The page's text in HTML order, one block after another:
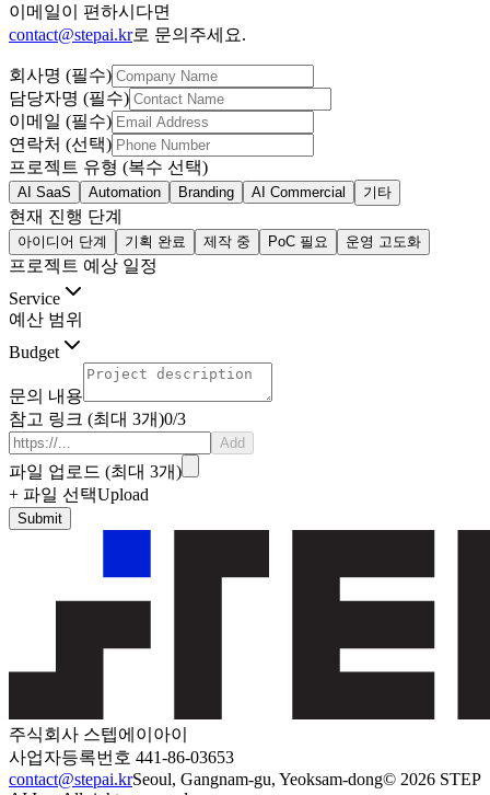
이메일이 편하시다면
contact@stepai.kr로 문의주세요.
회사명 (필수)
담당자명 (필수)
이메일 (필수)
연락처 (선택)
프로젝트 유형 (복수 선택)
AI SaaS Automation Branding AI Commercial 기타
현재 진행 단계
아이디어 단계 기획 완료 제작 중 PoC 필요 운영 고도화
프로젝트 예상 일정
Service
예산 범위
Budget
문의 내용
참고 링크 (최대 3개)0/3
Add
파일 업로드 (최대 3개)
+ 파일 선택Upload
Submit
주식회사 스텝에이아이
사업자등록번호 441-86-03653
contact@stepai.krSeoul, Gangnam-gu, Yeoksam-dong© 2026 STEP